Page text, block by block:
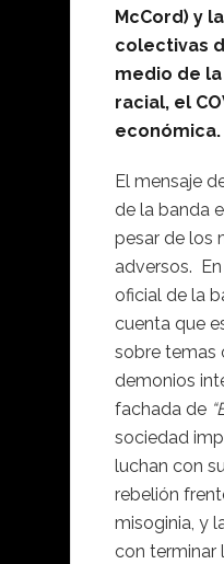
McCord) y
colectivas
medio de
racial, el
económica.
El mensaje
de la banda
pesar de los
adversos.
oficial de la
cuenta que
sobre temas
demonios
fachada de
sociedad
luchan con
rebelión
misoginia, y
con terminar